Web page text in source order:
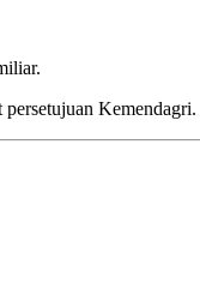
Kemendagri.